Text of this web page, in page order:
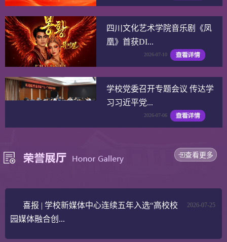
四川文化艺术学院音乐剧《凤
凰》首获DI...
2026-07-10
学校党委召开专题会议 传达学
习习近平党...
2026-07-06
查看更多
2026-07-25
喜报 | 学校新媒体中心连续五年入选“高校校
园媒体融合创...